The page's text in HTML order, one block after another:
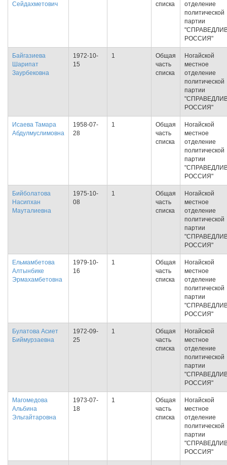
Сейдахметович
списка
отделение
политической
партии
РОССИЯ"
Байгазиева
Шарипат
Заурбековна
1972-10-
15
1
Общая
часть
списка
Ногайской
местное
отделение
политической
партии
РОССИЯ"
Исаева Тамара
Абдулмуслимовна
1958-07-
28
1
Общая
часть
списка
Ногайской
местное
отделение
политической
партии
РОССИЯ"
Бийболатова
Насипхан
Мауталиевна
1975-10-
08
1
Общая
часть
списка
Ногайской
местное
отделение
политической
партии
РОССИЯ"
Ельмамбетова
Алтынбике
Эрмахамбетовна
1979-10-
16
1
Общая
часть
списка
Ногайской
местное
отделение
политической
партии
РОССИЯ"
Булатова Асиет
Биймурзаевна
1972-09-
25
1
Общая
часть
списка
Ногайской
местное
отделение
политической
партии
РОССИЯ"
Магомедова
Альбина
Эльгайтаровна
1973-07-
18
1
Общая
часть
списка
Ногайской
местное
отделение
политической
партии
РОССИЯ"